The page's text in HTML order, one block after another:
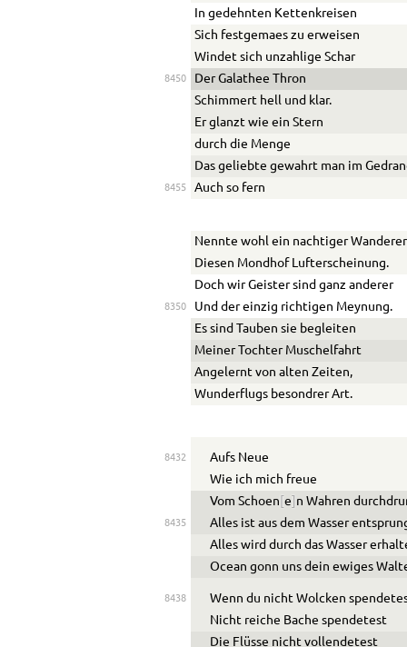
In gedehnten Kettenkreisen
Sich festgemaes zu erweisen
Windet sich unzahlige Schar
8450
Der Galathee Thron
Schimmert hell und klar.
Er glanzt wie ein Stern
durch die Menge
Das geliebte gewahrt man im Gedra
8455 Auch so fern
Nennte wohl ein nachtiger Wanderer
Diesen Mondhof Lufterscheinung.
Doch wir Geister sind ganz anderer
8350
Und der einzig richtigen Meynung.
Es sind Tauben sie begleiten
Meiner Tochter Muschelfahrt
Angelernt von alten Zeiten,
Wunderflugs besondrer Art.
8432
Aufs Neue
Wie ich mich freue
Vom Schoen [e n Wahren
8435
Alles ist aus dem Wasser
Alles wird durch das Wasser
Ocean gonn uns dein ewiges
8438
Wenn du nicht Wolcken
Nicht reiche Bache spendetest
Die Flüsse nicht vollendetest